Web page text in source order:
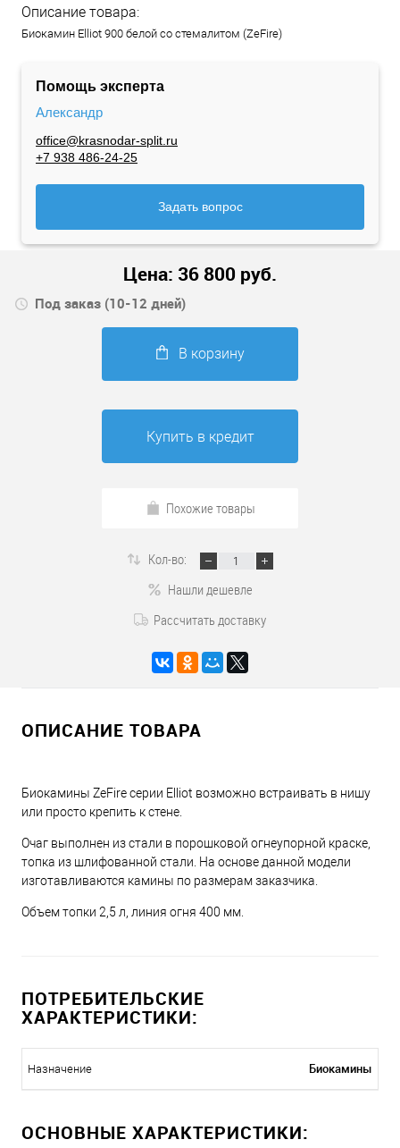
Описание товара:
Биокамин Elliot 900 белой со стемалитом (ZeFire)
Помощь эксперта
Александр
office@krasnodar-split.ru
+7 938 486-24-25
Задать вопрос
Цена: 36 800 руб.
Под заказ (10-12 дней)
В корзину
Купить в кредит
Похожие товары
Кол-во:
Нашли дешевле
Рассчитать доставку
ОПИСАНИЕ ТОВАРА
Биокамины ZeFire серии Elliot возможно встраивать в нишу
или просто крепить к стене.
Очаг выполнен из стали в порошковой огнеупорной краске,
топка из шлифованной стали. На основе данной модели
изготавливаются камины по размерам заказчика.
Объем топки 2,5 л, линия огня 400 мм.
ПОТРЕБИТЕЛЬСКИЕ
ХАРАКТЕРИСТИКИ:
Назначение Биокамины
ОСНОВНЫЕ ХАРАКТЕРИСТИКИ: